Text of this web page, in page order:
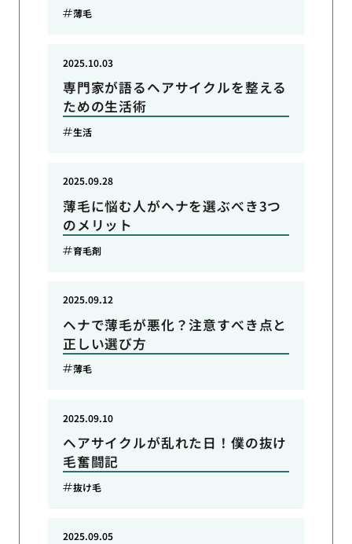
薄毛
専門家が語るヘアサイクルを整える
ための生活術
2025.10.03
生活
薄毛に悩む人がヘナを選ぶべき3つ
のメリット
2025.09.28
育毛剤
ヘナで薄毛が悪化？注意すべき点と
正しい選び方
2025.09.12
薄毛
ヘアサイクルが乱れた日！僕の抜け
毛奮闘記
2025.09.10
抜け毛
2025.09.05